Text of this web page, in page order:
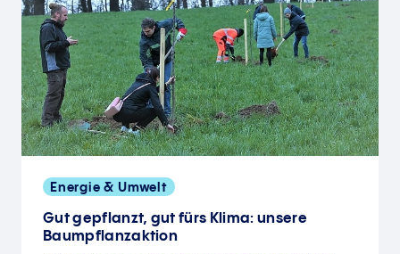
Energie & Umwelt
Gut gepflanzt, gut fürs Klima: unsere
Baumpflanzaktion